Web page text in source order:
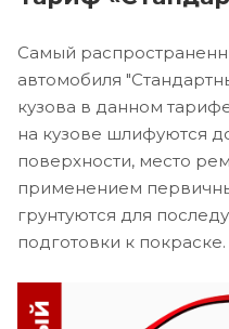
Самый
автомобиля
кузова в данном
на кузове шлифуются
поверхности, место
применением
грунтуются для
подготовки к покраске.